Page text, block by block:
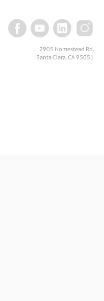
2905 Homestead Rd,
Santa Clara, CA 95051